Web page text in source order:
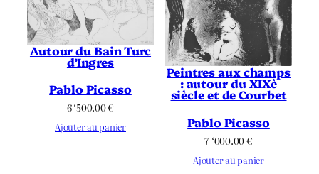
Autour du Bain Turc
d’Ingres
Pablo Picasso
6 ‘500.00€
Ajouter au panier
Peintres aux champs
: autour du XIXè
siècle et de Courbet
Pablo Picasso
7 ‘000.00€
Ajouter au panier